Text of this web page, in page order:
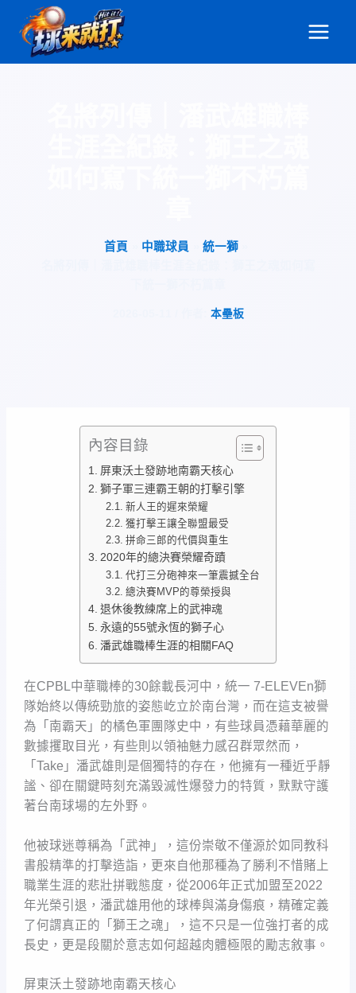
首頁 中職球員
統一獅
本壘板
內容目錄
屏東沃土發跡地南霸天核心
獅子軍三連霸王朝的打擊引擎
新人王的遲來榮耀
獲打擊王讓全聯盟最受
拼命三郎的代價與重生
2020年的總決賽榮耀奇蹟
代打三分砲神來一筆震撼全台
總決賽MVP的尊榮授與
退休後教練席上的武神魂
永遠的55號永恆的獅子心
潘武雄職棒生涯的相關FAQ
在CPBL中華職棒的30餘載長河中，統一 7-ELEVEn獅
隊始終以傳統勁旅的姿態屹立於南台灣，而在這支被譽
為「南霸天」的橘色軍團隊史中，有些球員憑藉華麗的
數據攫取目光，有些則以領袖魅力感召群眾然而，
「Take」潘武雄則是個獨特的存在，他擁有一種近乎靜
謐、卻在關鍵時刻充滿毀滅性爆發力的特質，默默守護
著台南球場的左外野。
他被球迷尊稱為「武神」，這份崇敬不僅源於如同教科
書般精準的打擊造詣，更來自他那種為了勝利不惜賭上
職業生涯的悲壯拼戰態度，從2006年正式加盟至2022
年光榮引退，潘武雄用他的球棒與滿身傷痕，精確定義
了何謂真正的「獅王之魂」，這不只是一位強打者的成
長史，更是段關於意志如何超越肉體極限的勵志敘事。
屏東沃土發跡地南霸天核心